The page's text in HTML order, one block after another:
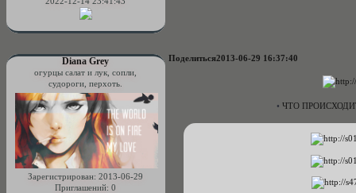
Поделиться2013-06-29 16:37:40
Diana Grey
огурцы салат и лук, сопли,
судороги, перхоть.
Зарегистрирован: 2013-06-29
Приглашений: 0
• ЧТО